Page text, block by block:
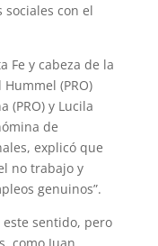
con el
Fe y cabeza de la
(PRO)
(PRO) y Lucila
de
explicó que
no trabajo y
genuinos”.
este sentido, pero
como Juan